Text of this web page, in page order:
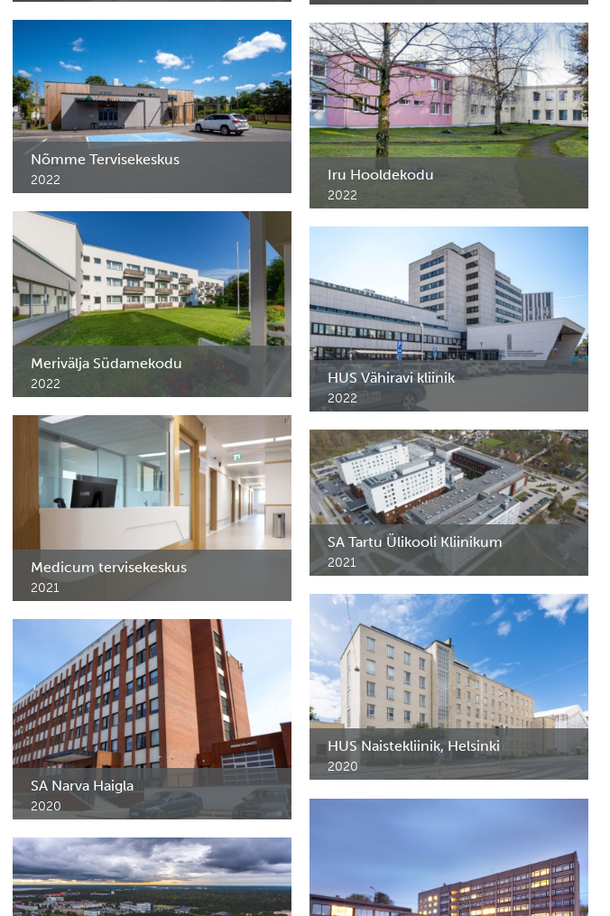
Lääne-Tallinna Keskhaigla 7. korruse
erimööbel
Ravimikapid ja erimööbel SA Põhja-Eesti
Regionaalhaigla B-korpuse kardioloogia
osakonda.
Nõmme Tervisekeskus
2022
Meditsiinimööbel Nõmme
perearstikeskusele.
Iru Hooldekodu
2022
Roostevabast terasest erimööbel ja riiulid.
Tallinn.
Merivälja Südamekodu
2022
Ravimikapid Merivälja Südamekodu
protseduuriruumidesse.
HUS Vähiravi kliinik
2022
HUS Vähiravi kliiniku roostevabast terasest
mööbel. Helsingi, Soome.
Medicum tervisekeskus
2021
Erimööbel Medicum tervisekeskusele,
Tallinn.
SA Tartu Ülikooli Kliinikum
2021
Erimööbel SA Tartu Ülikooli
Kliinikumi meditsiinilinnaku G2-D
korpusesse
HUS Naistekliinik, Helsinki
2020
HUS Naistekliiniku erimööbel ja riiulid.
SA Narva Haigla
2020
SA Narva Haigla erakorralise meditsiini
osakonna erimööbel.